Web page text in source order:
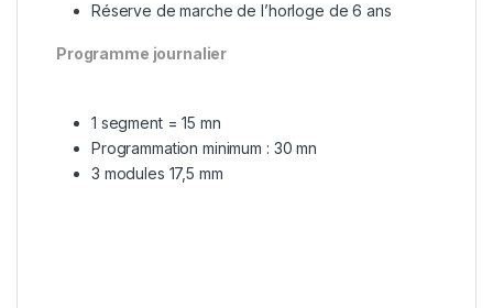
Réserve de marche de l’horloge de 6 ans
Programme journalier
1 segment = 15 mn
Programmation minimum : 30 mn
3 modules 17,5 mm